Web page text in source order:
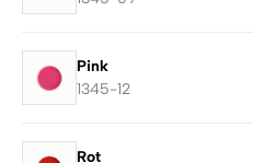
Pink
1345-12
Rot